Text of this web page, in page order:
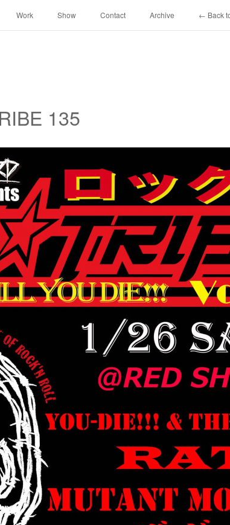
Work Show Contact Archive ← Back
135